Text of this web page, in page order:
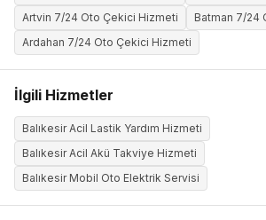
Artvin 7/24 Oto Çekici Hizmeti
Batman 7/24
Ardahan 7/24 Oto Çekici Hizmeti
İlgili Hizmetler
Balıkesir Acil Lastik Yardım Hizmeti
Balıkesir Acil Akü Takviye Hizmeti
Balıkesir Mobil Oto Elektrik Servisi